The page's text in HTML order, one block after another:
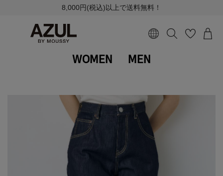
8,000円(税込)以上で送料無料！
WOMEN MEN